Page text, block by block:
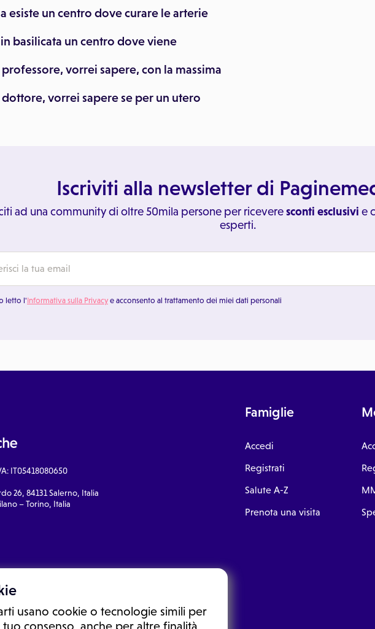
usano cookie o tecnologie simili per
consenso, anche per altre finalità
esiste un centro dove curare le arterie
in basilicata un centro dove viene
vorrei sapere, con la massima
vorrei sapere se per un utero
Iscriviti alla newsletter di
ad una community di oltre 50mila persone per riceveresconti esclusivi e
esperti.
letto l'Informativa sulla Privacy e acconsento al trattamento dei miei dati personali
IT05418080650
26, 84131 Salerno, Italia
– Torino, Italia
Famiglie
Accedi
Registrati
Salute A-Z
Prenota una visita